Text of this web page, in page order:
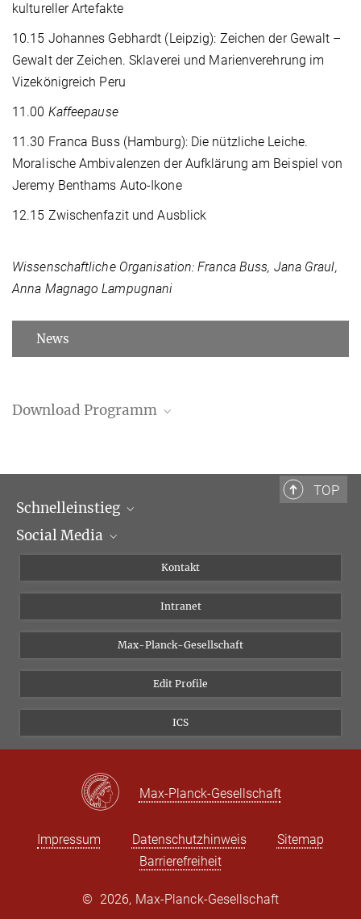
kultureller Artefakte
10.15 Johannes Gebhardt (Leipzig): Zeichen der Gewalt –
Gewalt der Zeichen. Sklaverei und Marienverehrung im
Vizekönigreich Peru
11.00 Kaffeepause
11.30 Franca Buss (Hamburg): Die nützliche Leiche.
Moralische Ambivalenzen der Aufklärung am Beispiel von
Jeremy Benthams Auto-Ikone
12.15 Zwischenfazit und Ausblick
Wissenschaftliche Organisation: Franca Buss, Jana Graul,
Anna Magnago Lampugnani
News
Download Programm
TOP
Schnelleinstieg
Wissenschaftliche Abteilungen
Social Media
Instagram
Bluesky
Vimeo
Newsletter
Kontakt
Intranet
Max-Planck-Gesellschaft
Edit Profile
ICS
Max-Planck-Gesellschaft
Impressum Datenschutzhinweis
Sitemap
Barrierefreiheit
© 2026, Max-Planck-Gesellschaft